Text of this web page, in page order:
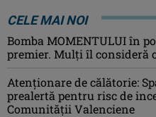
CELE MAI NOI
Bomba MOMENTULUI în
premier. Mulți îl consideră
Atenţionare de călătorie:
prealertă pentru risc de
Comunităţii Valenciene